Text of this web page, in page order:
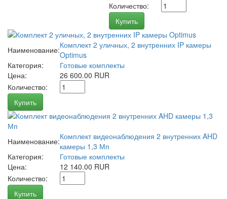
Количество:
Купить
Наименование:Комплект 2 уличных, 2 внутренних IP камеры
Optimus
Категория:
Готовые комплекты
Цена:
26 600.00 RUR
Количество:
Купить
Наименование:Комплект видеонаблюдения 2 внутренних AHD
камеры 1,3 Мп
Категория:
Готовые комплекты
Цена:
12 140.00 RUR
Количество:
Купить